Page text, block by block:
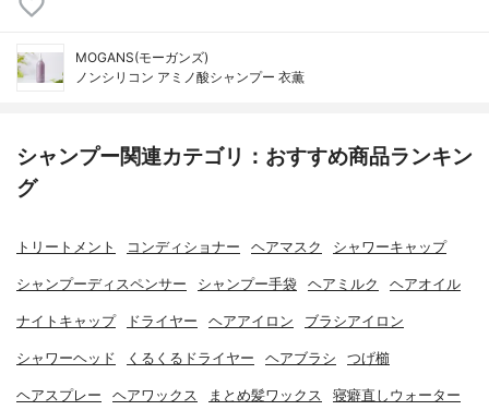
MOGANS(モーガンズ)
ノンシリコン アミノ酸シャンプー 衣薫
シャンプー関連カテゴリ：おすすめ商品ランキン
グ
トリートメント コンディショナー ヘアマスク シャワーキャップ
シャンプーディスペンサー シャンプー手袋 ヘアミルク ヘアオイル
ナイトキャップ ドライヤー ヘアアイロン ブラシアイロン
シャワーヘッド くるくるドライヤー ヘアブラシ つげ櫛
ヘアスプレー ヘアワックス まとめ髪ワックス 寝癖直しウォーター